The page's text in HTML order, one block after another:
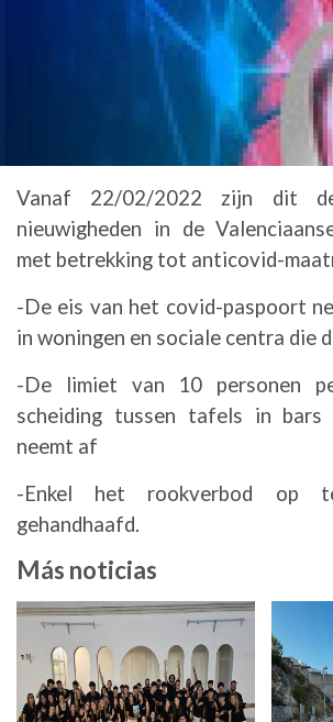
Vanaf 22/02/2022 zijn dit
nieuwigheden in de
met betrekking tot anticovid-
-De eis van het covid-paspoort
in woningen en sociale centra die
-De limiet van 10 personen
scheiding tussen tafels in bars
neemt af
-Enkel het rookverbod op
gehandhaafd.
Más noticias